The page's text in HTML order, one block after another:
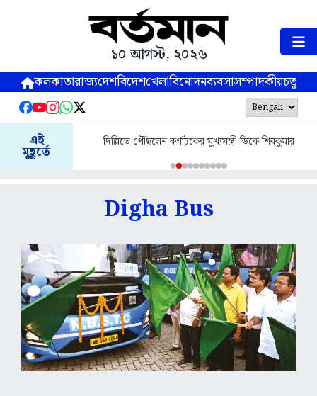
১০ আগস্ট, ২০২৬
কলকাতারাজ্যদেশবিদেশখেলাবিনোদনব্যবসাসম্পাদকীয়
এই
মুহূর্তে
দিল্লিতে পৌঁছলেন কর্ণাটকের মুখ্যমন্ত্রী ডিকে শিবকুমার
Digha Bus